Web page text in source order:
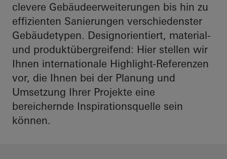
clevere Gebäudeerweiterungen bis hin zu
effizienten Sanierungen verschiedenster
Gebäudetypen. Designorientiert, material-
und produktübergreifend: Hier stellen wir
Ihnen internationale Highlight-Referenzen
vor, die Ihnen bei der Planung und
Umsetzung Ihrer Projekte eine
bereichernde Inspirationsquelle sein
können.